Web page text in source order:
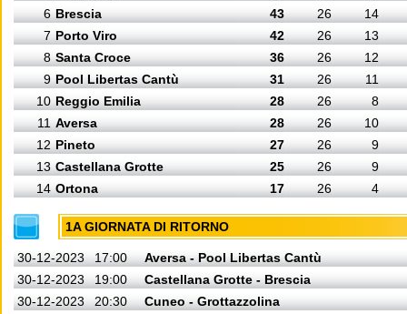
6 Brescia 43 26
14
7 Porto Viro 42 26
13
8 Santa Croce 36 26
12
9 Pool Libertas Cantù 31 26
11
10 Reggio Emilia 28 26
8
11 Aversa 28 26
10
12 Pineto 27 26
9
13 Castellana Grotte 25 26
9
14 Ortona 17 26 4
1A GIORNATA DI RITORNO
30-12-2023 17:00
Aversa - Pool Libertas Cantù
30-12-2023
19:00
Castellana Grotte - Brescia
30-12-2023
20:30
Cuneo - Grottazzolina